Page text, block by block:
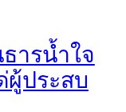
ารน้ำใจ
ผู้ประสบ